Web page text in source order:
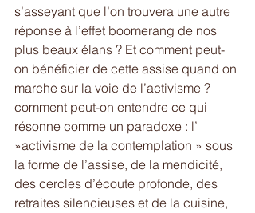
s’asseyant que l’on trouvera une autre
réponse à l’effet boomerang de nos
plus beaux élans ? Et comment peut-
on bénéficier de cette assise quand on
marche sur la voie de l’activisme ?
comment peut-on entendre ce qui
résonne comme un paradoxe : l’
»activisme de la contemplation » sous
la forme de l’assise, de la mendicité,
des cercles d’écoute profonde, des
retraites silencieuses et de la cuisine,